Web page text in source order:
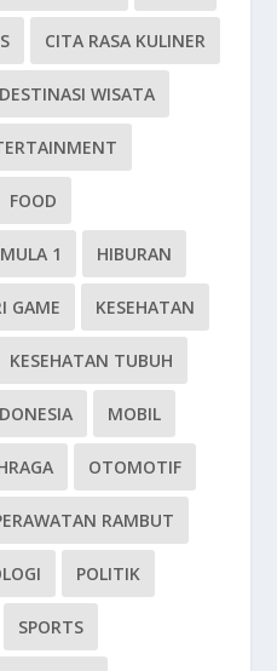
CITA RASA KULINER
DESTINASI WISATA
FOOD
1 HIBURAN
GAME KESEHATAN
KESEHATAN TUBUH
MOBIL
OTOMOTIF
RAMBUT
POLITIK
SPORTS